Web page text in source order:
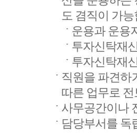
도 겸직이 가능
운용과 운용
투자신탁재
투자신탁재
직원을 파견하
따른 업무로
사무공간이나
담당부서를 독